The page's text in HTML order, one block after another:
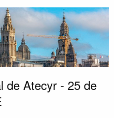
de Atecyr - 25 de